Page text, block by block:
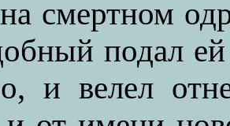
смертном
подал
и велел